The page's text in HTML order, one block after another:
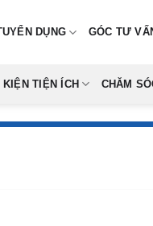
DỤNG GÓC TƯ
KIỆN TIỆN ÍCH CHĂM